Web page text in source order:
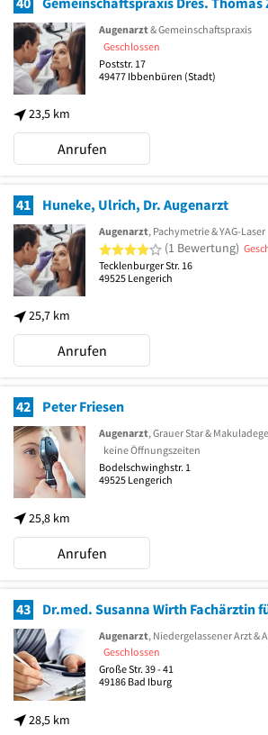
23,5 km
Augenarzt& Gemeinschaftspraxis
Geschlossen
Poststr. 17
49477 Ibbenbüren (Stadt)
Anrufen
41 Huneke, Ulrich, Dr. Augenarzt
25,7 km
Augenarzt, Pachymetrie & YAG-Laser
4 von 5 Sternen
(1 Bewertung)
Tecklenburger Str. 16
49525 Lengerich
Anrufen
42 Peter Friesen
25,8 km
Augenarzt, Grauer Star &
keine Öffnungszeiten
Bodelschwinghstr. 1
49525 Lengerich
Anrufen
43
28,5 km
Augenarzt, Niedergelassener Arzt &
Geschlossen
Große Str. 39 - 41
49186 Bad Iburg